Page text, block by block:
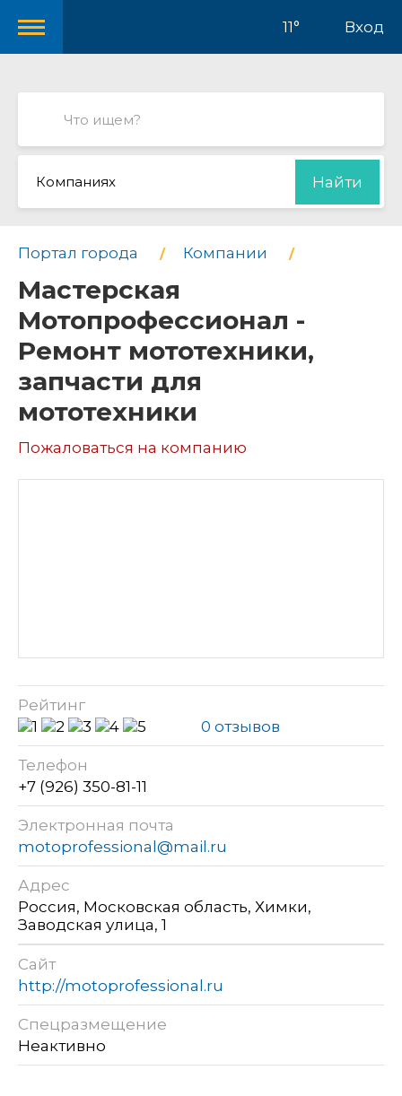
11° Вход
Компаниях Найти
Портал города Компании
Мастерская
Мотопрофессионал -
Ремонт мототехники,
запчасти для
мототехники
Пожаловаться на компанию
Рейтинг
0 отзывов
Телефон
+7 (926) 350-81-11
Электронная почта
motoprofessional@mail.ru
Адрес
Россия, Московская область, Химки,
Заводская улица, 1
Сайт
http://motoprofessional.ru
Спецразмещение
Неактивно